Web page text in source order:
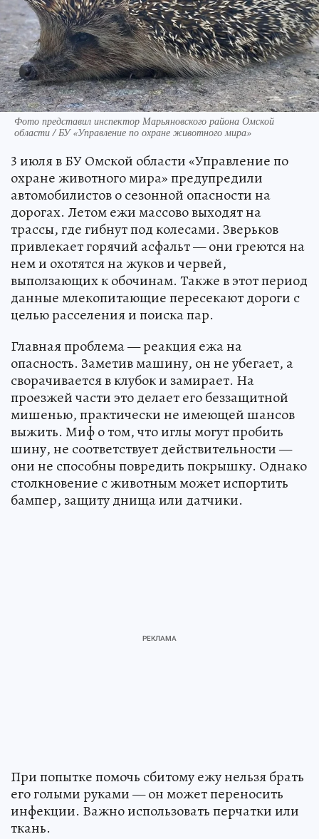
Фото представил инспектор Марьяновского района Омской
области / БУ «Управление по охране животного мира»
3 июля в БУ Омской области «Управление по
охране животного мира» предупредили
автомобилистов о сезонной опасности на
дорогах. Летом ежи массово выходят на
трассы, где гибнут под колесами. Зверьков
привлекает горячий асфальт — они греются на
нем и охотятся на жуков и червей,
выползающих к обочинам. Также в этот период
данные млекопитающие пересекают дороги с
целью расселения и поиска пар.
Главная проблема — реакция ежа на
опасность. Заметив машину, он не убегает, а
сворачивается в клубок и замирает. На
проезжей части это делает его беззащитной
мишенью, практически не имеющей шансов
выжить. Миф о том, что иглы могут пробить
шину, не соответствует действительности —
они не способны повредить покрышку. Однако
столкновение с животным может испортить
бампер, защиту днища или датчики.
При попытке помочь сбитому ежу нельзя брать
его голыми руками — он может переносить
инфекции. Важно использовать перчатки или
ткань.